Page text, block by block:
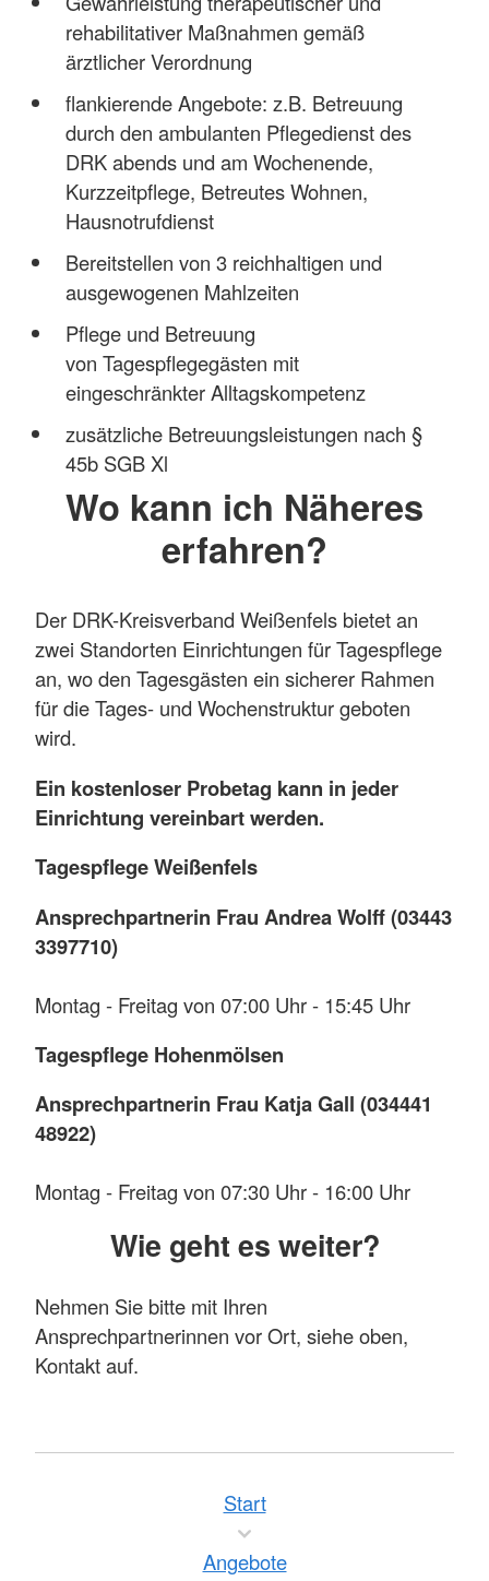
rehabilitativer Maßnahmen gemäß
ärztlicher Verordnung
flankierende Angebote: z.B. Betreuung
durch den ambulanten Pflegedienst des
DRK abends und am Wochenende,
Kurzzeitpflege, Betreutes Wohnen,
Hausnotrufdienst
Bereitstellen von 3 reichhaltigen und
ausgewogenen Mahlzeiten
Pflege und Betreuung
von Tagespflegegästen mit
eingeschränkter Alltagskompetenz
zusätzliche Betreuungsleistungen nach §
45b SGB Xl
Wo kann ich Näheres
erfahren?
Der DRK-Kreisverband Weißenfels bietet an
zwei Standorten Einrichtungen für Tagespflege
an, wo den Tagesgästen ein sicherer Rahmen
für die Tages- und Wochenstruktur geboten
wird.
Ein kostenloser Probetag kann in jeder
Einrichtung vereinbart werden.
Tagespflege Weißenfels
Ansprechpartnerin Frau Andrea Wolff (03443
3397710)
Montag - Freitag von 07:00 Uhr - 15:45 Uhr
Tagespflege Hohenmölsen
Ansprechpartnerin Frau Katja Gall (034441
48922)
Montag - Freitag von 07:30 Uhr - 16:00 Uhr
Wie geht es weiter?
Nehmen Sie bitte mit Ihren
Ansprechpartnerinnen vor Ort, siehe oben,
Kontakt auf.
Start
Angebote